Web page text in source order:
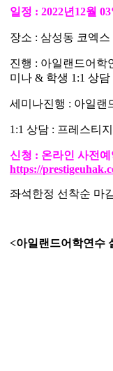
일정 : 2022년12월
장소 : 삼성동 코엑
진행 : 아일랜드어학
미나 & 학생 1:1 상담
세미나진행 : 아일랜
1:1 상담 : 프레스티
신청 : 온라인 사전
https://
좌석한정 선착순 마
<아일랜드어학연수